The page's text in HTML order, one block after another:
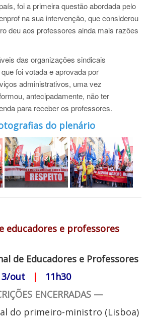
foi a primeira questão abordada pelo
na sua intervenção, que considerou
deu aos professores ainda mais razões
das organizações sindicais
que foi votada e aprovada por
administrativos, uma vez
antecipadamente, não ter
para receber os professores.
do plenário
educadores e professores
de Educadores e Professores
3/out
|
11h30
ENCERRADAS —
do primeiro-ministro (Lisboa)